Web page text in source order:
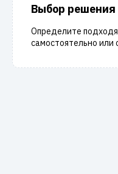
Выбор решения
Определите
самостоятельно или